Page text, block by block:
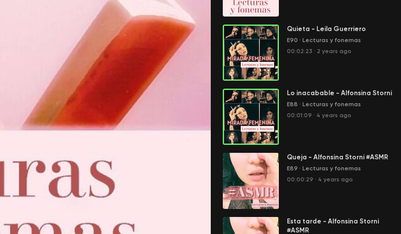
Quieta - Leila Guerriero
E90 · Lecturas y fonemas
00:02:23 · 2 years ago
Lo inacabable - Alfonsina Storni
E88 · Lecturas y fonemas
00:01:09 · 4 years ago
Queja - Alfonsina Storni #ASMR
E89 · Lecturas y fonemas
00:00:29 · 4 years ago
Esta tarde - Alfonsina Storni
#ASMR